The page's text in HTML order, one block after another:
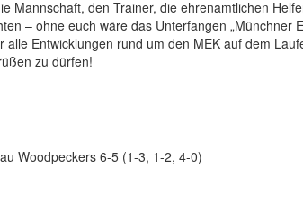
Mannschaft, den Trainer, die ehrenamtlichen
– ohne euch wäre das Unterfangen „Münchner
Entwicklungen rund um den MEK auf dem
zu dürfen!
Woodpeckers 6-5 (1-3, 1-2, 4-0)